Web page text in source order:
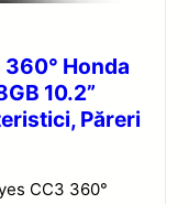
Honda
10.2”
Păreri
CC3 360°